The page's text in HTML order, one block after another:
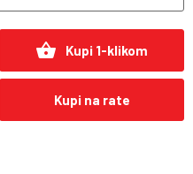
shopping_basket Kupi 1-klikom
Kupi na rate